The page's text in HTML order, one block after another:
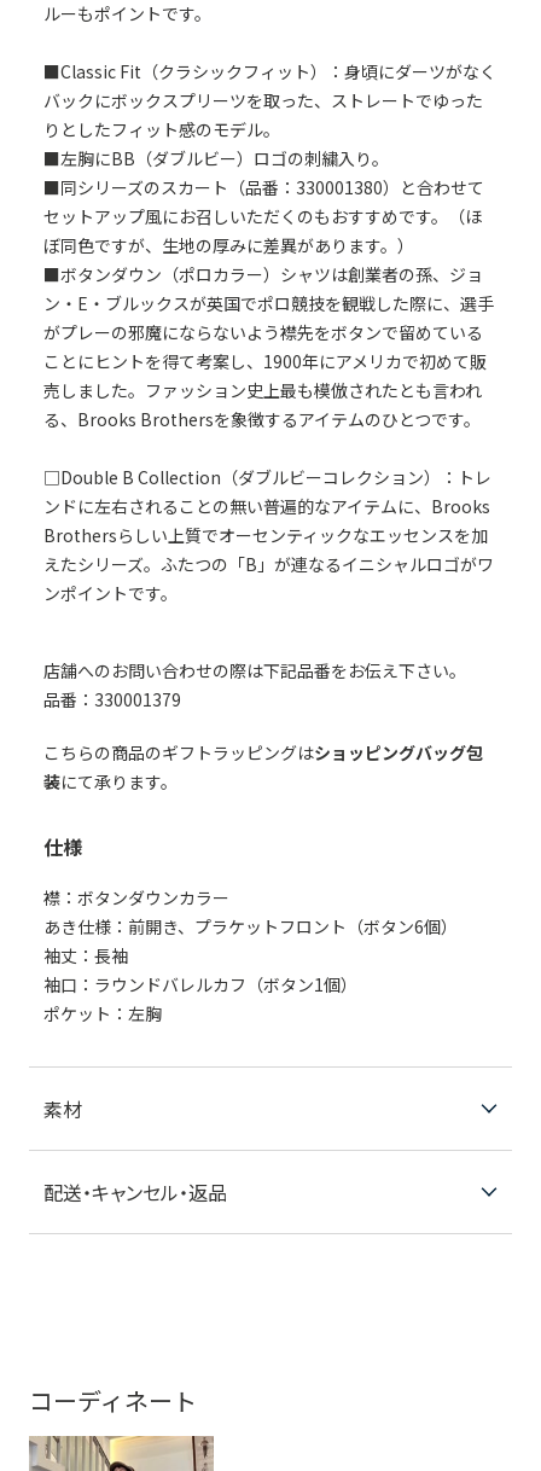
ルーもポイントです。
■Classic Fit（クラシックフィット）：身頃にダーツがなく
バックにボックスプリーツを取った、ストレートでゆった
りとしたフィット感のモデル。
■左胸にBB（ダブルビー）ロゴの刺繍入り。
■同シリーズのスカート（品番：330001380）と合わせて
セットアップ風にお召しいただくのもおすすめです。（ほ
ぼ同色ですが、生地の厚みに差異があります。）
■ボタンダウン（ポロカラー）シャツは創業者の孫、ジョ
ン・E・ブルックスが英国でポロ競技を観戦した際に、選手
がプレーの邪魔にならないよう襟先をボタンで留めている
ことにヒントを得て考案し、1900年にアメリカで初めて販
売しました。ファッション史上最も模倣されたとも言われ
る、Brooks Brothersを象徴するアイテムのひとつです。
□Double B Collection（ダブルビーコレクション）：トレ
ンドに左右されることの無い普遍的なアイテムに、Brooks
Brothersらしい上質でオーセンティックなエッセンスを加
えたシリーズ。ふたつの「B」が連なるイニシャルロゴがワ
ンポイントです。
店舗へのお問い合わせの際は下記品番をお伝え下さい。
品番：330001379
こちらの商品のギフトラッピングはショッピングバッグ包
装にて承ります。
仕様
襟：ボタンダウンカラー
あき仕様：前開き、プラケットフロント（ボタン6個）
袖丈：長袖
袖口：ラウンドバレルカフ（ボタン1個）
ポケット：左胸
素材
配送・キャンセル・返品
コーディネート